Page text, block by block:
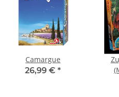
Camargue
26,99 € *